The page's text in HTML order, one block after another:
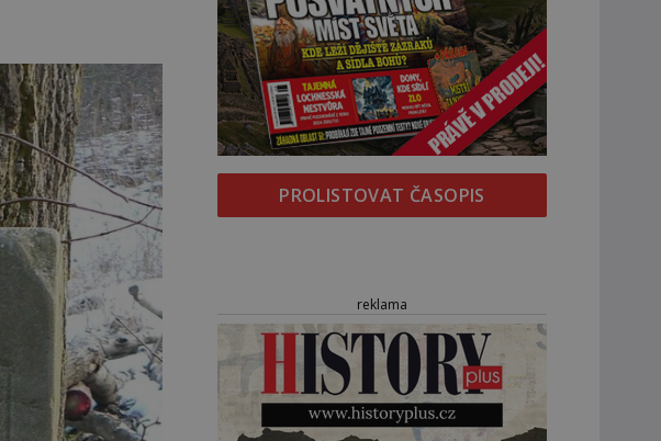
PROLISTOVAT ČASOPIS
reklama